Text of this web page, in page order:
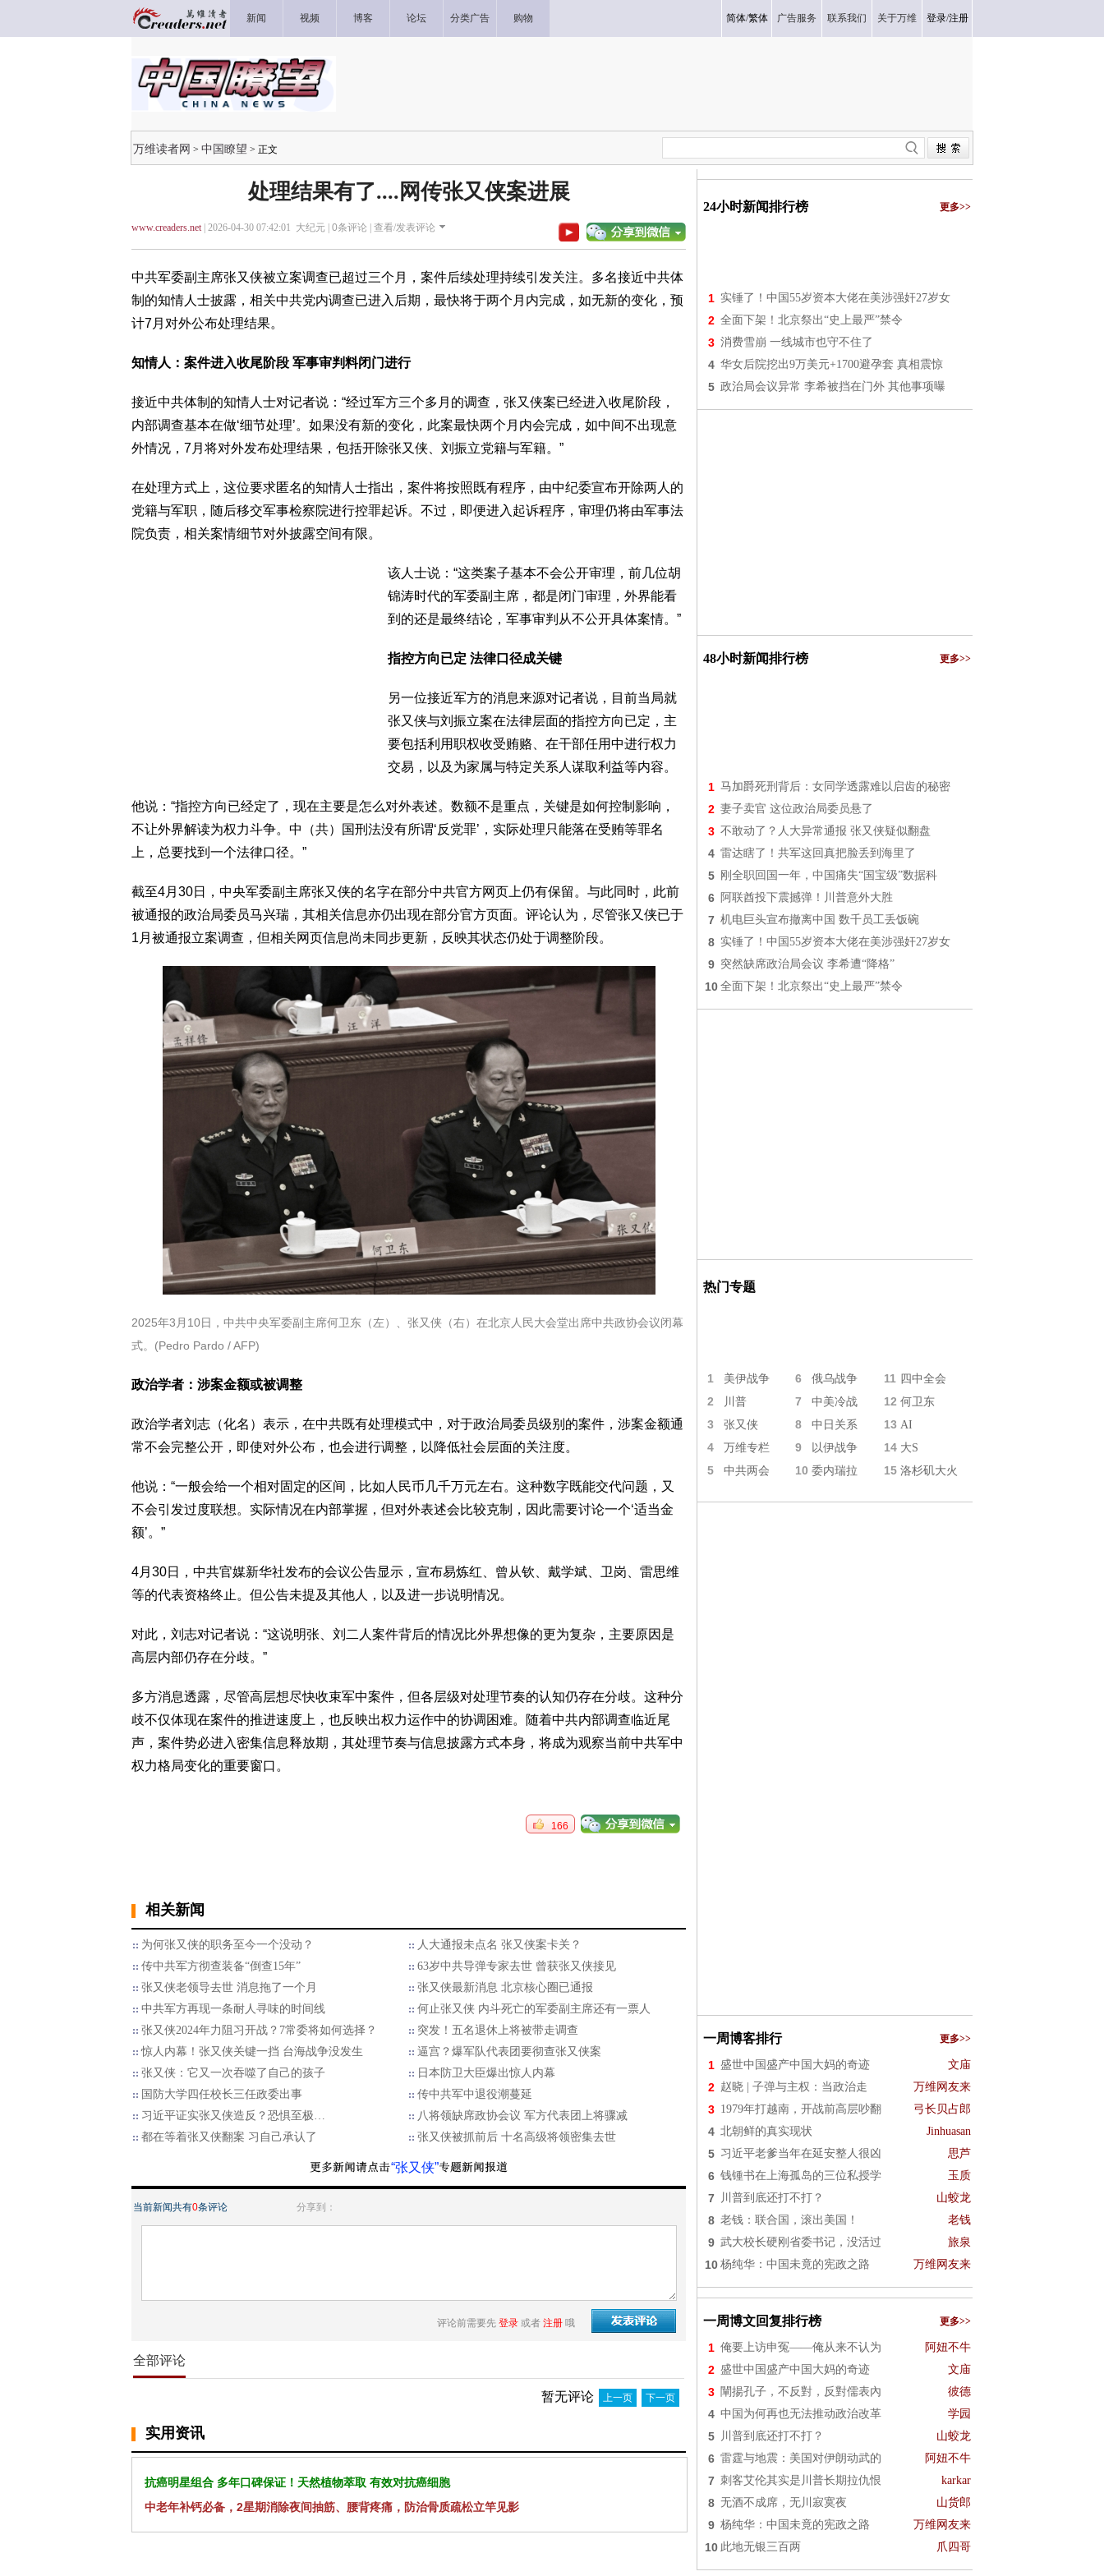
新闻 视频 博客 论坛 分类广告 购物 简体/繁体 广告服务 联系我们 关于万维 登录/注册
万维读者网 > 中国瞭望 > 正文
处理结果有了....网传张又侠案进展
www.creaders.net| 2026-04-30 07:42:01 大纪元 | 0条评论 | 查看/发表评论
中共军委副主席张又侠被立案调查已超过三个月，案件后续处理持续引发关注。多名接近中共体
制的知情人士披露，相关中共党内调查已进入后期，最快将于两个月内完成，如无新的变化，预
计7月对外公布处理结果。
知情人：案件进入收尾阶段 军事审判料闭门进行
接近中共体制的知情人士对记者说：“经过军方三个多月的调查，张又侠案已经进入收尾阶段，
内部调查基本在做‘细节处理’。如果没有新的变化，此案最快两个月内会完成，如中间不出现意
外情况，7月将对外发布处理结果，包括开除张又侠、刘振立党籍与军籍。”
在处理方式上，这位要求匿名的知情人士指出，案件将按照既有程序，由中纪委宣布开除两人的
党籍与军职，随后移交军事检察院进行控罪起诉。不过，即便进入起诉程序，审理仍将由军事法
院负责，相关案情细节对外披露空间有限。
该人士说：“这类案子基本不会公开审理，前几位胡
锦涛时代的军委副主席，都是闭门审理，外界能看
到的还是最终结论，军事审判从不公开具体案情。”
指控方向已定 法律口径成关键
另一位接近军方的消息来源对记者说，目前当局就
张又侠与刘振立案在法律层面的指控方向已定，主
要包括利用职权收受贿赂、在干部任用中进行权力
交易，以及为家属与特定关系人谋取利益等内容。
他说：“指控方向已经定了，现在主要是怎么对外表述。数额不是重点，关键是如何控制影响，
不让外界解读为权力斗争。中（共）国刑法没有所谓‘反党罪’，实际处理只能落在受贿等罪名
上，总要找到一个法律口径。”
截至4月30日，中央军委副主席张又侠的名字在部分中共官方网页上仍有保留。与此同时，此前
被通报的政治局委员马兴瑞，其相关信息亦仍出现在部分官方页面。评论认为，尽管张又侠已于
1月被通报立案调查，但相关网页信息尚未同步更新，反映其状态仍处于调整阶段。
2025年3月10日，中共中央军委副主席何卫东（左）、张又侠（右）在北京人民大会堂出席中共政协会议闭幕
式。(Pedro Pardo / AFP)
政治学者：涉案金额或被调整
政治学者刘志（化名）表示，在中共既有处理模式中，对于政治局委员级别的案件，涉案金额通
常不会完整公开，即使对外公布，也会进行调整，以降低社会层面的关注度。
他说：“一般会给一个相对固定的区间，比如人民币几千万元左右。这种数字既能交代问题，又
不会引发过度联想。实际情况在内部掌握，但对外表述会比较克制，因此需要讨论一个‘适当金
额’。”
4月30日，中共官媒新华社发布的会议公告显示，宣布易炼红、曾从钦、戴学斌、卫岗、雷思维
等的代表资格终止。但公告未提及其他人，以及进一步说明情况。
对此，刘志对记者说：“这说明张、刘二人案件背后的情况比外界想像的更为复杂，主要原因是
高层内部仍存在分歧。”
多方消息透露，尽管高层想尽快收束军中案件，但各层级对处理节奏的认知仍存在分歧。这种分
歧不仅体现在案件的推进速度上，也反映出权力运作中的协调困难。随着中共内部调查临近尾
声，案件势必进入密集信息释放期，其处理节奏与信息披露方式本身，将成为观察当前中共军中
权力格局变化的重要窗口。
166
相关新闻
为何张又侠的职务至今一个没动？
人大通报未点名 张又侠案卡关？
传中共军方彻查装备“倒查15年”
63岁中共导弹专家去世 曾获张又侠接见
张又侠老领导去世 消息拖了一个月
张又侠最新消息 北京核心圈已通报
中共军方再现一条耐人寻味的时间线
何止张又侠 内斗死亡的军委副主席还有一票人
张又侠2024年力阻习开战？7常委将如何选择？
突发！五名退休上将被带走调查
惊人内幕！张又侠关键一挡 台海战争没发生
逼宫？爆军队代表团要彻查张又侠案
张又侠：它又一次吞噬了自己的孩子
日本防卫大臣爆出惊人内幕
国防大学四任校长三任政委出事
传中共军中退役潮蔓延
习近平证实张又侠造反？恐惧至极…
八将领缺席政协会议 军方代表团上将骤减
都在等着张又侠翻案 习自己承认了
张又侠被抓前后 十名高级将领密集去世
“张又侠”
当前新闻共有0条评论 分享到：
评论前需要先 登录 或者 注册 哦
全部评论
暂无评论 上一页 下一页
实用资讯
抗癌明星组合 多年口碑保证！天然植物萃取 有效对抗癌细胞
中老年补钙必备，2星期消除夜间抽筋、腰背疼痛，防治骨质疏松立竿见影
24小时新闻排行榜 更多>>
1 实锤了！中国55岁资本大佬在美涉强奸27岁女
2 全面下架！北京祭出“史上最严”禁令
3 消费雪崩 一线城市也守不住了
4 华女后院挖出9万美元+1700避孕套 真相震惊
5 政治局会议异常 李希被挡在门外 其他事项曝
48小时新闻排行榜 更多>>
1 马加爵死刑背后：女同学透露难以启齿的秘密
2 妻子卖官 这位政治局委员悬了
3 不敢动了？人大异常通报 张又侠疑似翻盘
4 雷达瞎了！共军这回真把脸丢到海里了
5 刚全职回国一年，中国痛失“国宝级”数据科
6 阿联酋投下震撼弹！川普意外大胜
7 机电巨头宣布撤离中国 数千员工丢饭碗
8 实锤了！中国55岁资本大佬在美涉强奸27岁女
9 突然缺席政治局会议 李希遭“降格”
10 全面下架！北京祭出“史上最严”禁令
热门专题
1 美伊战争 6 俄乌战争 11 四中全会
2 川普 7 中美冷战 12 何卫东
3 张又侠 8 中日关系 13 AI
4 万维专栏 9 以伊战争 14 大S
5 中共两会 10 委内瑞拉 15 洛杉矶大火
一周博客排行 更多>>
1 盛世中国盛产中国大妈的奇迹 文庙
2 赵晓 | 子弹与主权：当政治走 万维网友来
3 1979年打越南，开战前高层吵翻 弓长贝占郎
4 北朝鲜的真实现状 Jinhuasan
5 习近平老爹当年在延安整人很凶 思芦
6 钱锺书在上海孤岛的三位私授学 玉质
7 川普到底还打不打？ 山蛟龙
8 老钱：联合国，滚出美国！ 老钱
9 武大校长硬刚省委书记，没活过 旅泉
10 杨纯华：中国未竟的宪政之路 万维网友来
一周博文回复排行榜 更多>>
1 俺要上访申冤——俺从来不认为 阿妞不牛
2 盛世中国盛产中国大妈的奇迹 文庙
3 闡揚孔子，不反對，反對儒表內 彼德
4 中国为何再也无法推动政治改革 学园
5 川普到底还打不打？ 山蛟龙
6 雷霆与地震：美国对伊朗动武的 阿妞不牛
7 刺客艾伦其实是川普长期拉仇恨 karkar
8 无酒不成席，无川寂寞夜 山货郎
9 杨纯华：中国未竟的宪政之路 万维网友来
10 此地无银三百两 爪四哥